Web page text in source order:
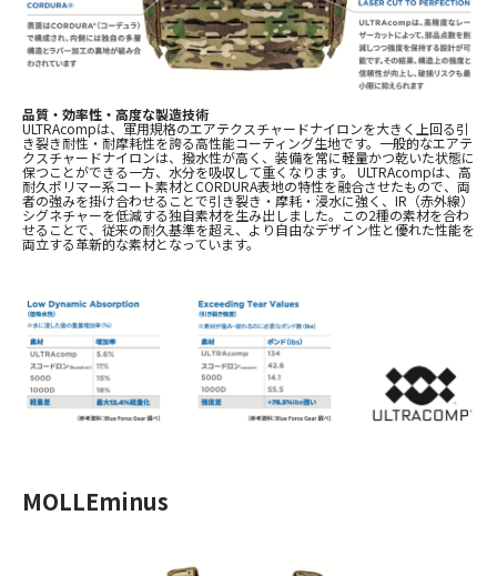
品質・効率性・高度な製造技術
ULTRAcompは、軍用規格のエアテクスチャードナイロンを大きく上回る引
き裂き耐性・耐摩耗性を誇る高性能コーティング生地です。一般的なエアテ
クスチャードナイロンは、撥水性が高く、装備を常に軽量かつ乾いた状態に
保つことができる一方、水分を吸収して重くなります。 ULTRAcompは、高
耐久ポリマー系コート素材とCORDURA表地の特性を融合させたもので、両
者の強みを掛け合わせることで引き裂き・摩耗・浸水に強く、IR（赤外線）
シグネチャーを低減する独自素材を生み出しました。この2種の素材を合わ
せることで、従来の耐久基準を超え、より自由なデザイン性と優れた性能を
両立する革新的な素材となっています。
MOLLEminus